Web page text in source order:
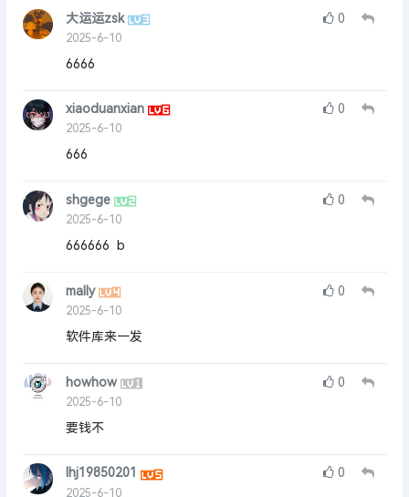
大运运zsk
2025-6-10
0
6666
xiaoduanxian
2025-6-10
0
666
shgege
2025-6-10
0
666666 b
mally
2025-6-10
0
软件库来一发
howhow
2025-6-10
0
要钱不
lhj19850201
2025-6-10
0